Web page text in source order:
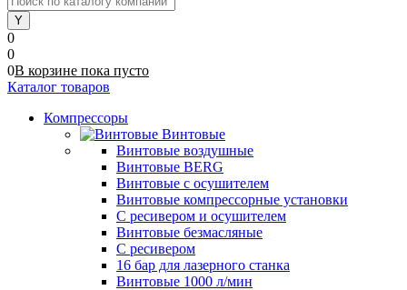
0
0
0В корзине пока пусто
Каталог товаров
Компрессоры
Винтовые
Винтовые воздушные
Винтовые BERG
Винтовые с осушителем
Винтовые компрессорные установки
C ресивером и осушителем
Винтовые безмасляные
C ресивером
16 бар для лазерного станка
Винтовые 1000 л/мин